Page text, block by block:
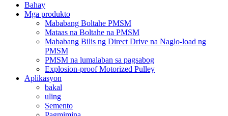
Bahay
Mga produkto
Mababang Boltahe PMSM
Mataas na Boltahe na PMSM
Mababang Bilis ng Direct Drive na Naglo-load ng
PMSM
PMSM na lumalaban sa pagsabog
Explosion-proof Motorized Pulley
Aplikasyon
bakal
uling
Semento